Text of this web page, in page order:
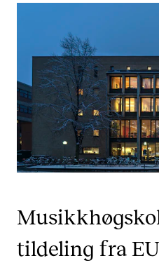
KONSERTER
Gjennomføre konserter og
Plakat, program og
Offentlige konserter
Interne konserter og
Låne utstyr
PRAKTISK
IT og digitale tjenester
tildeling fra